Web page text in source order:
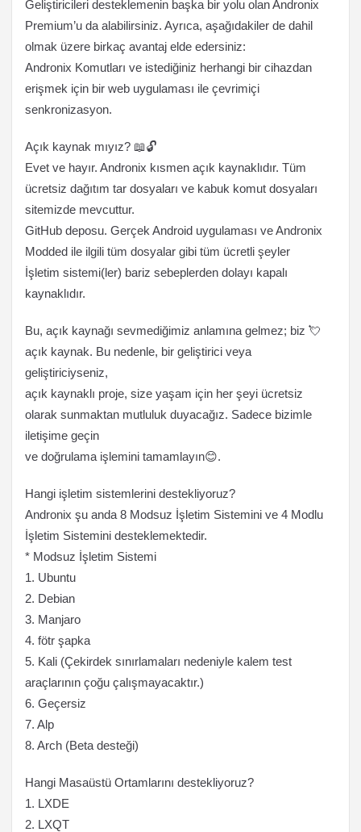
Geliştiricileri desteklemenin başka bir yolu olan Andronix
Premium’u da alabilirsiniz. Ayrıca, aşağıdakiler de dahil
olmak üzere birkaç avantaj elde edersiniz:
Andronix Komutları ve istediğiniz herhangi bir cihazdan
erişmek için bir web uygulaması ile çevrimiçi
senkronizasyon.
Açık kaynak mıyız? 📖🔓
Evet ve hayır. Andronix kısmen açık kaynaklıdır. Tüm
ücretsiz dağıtım tar dosyaları ve kabuk komut dosyaları
sitemizde mevcuttur.
GitHub deposu. Gerçek Android uygulaması ve Andronix
Modded ile ilgili tüm dosyalar gibi tüm ücretli şeyler
İşletim sistemi(ler) bariz sebeplerden dolayı kapalı
kaynaklıdır.
Bu, açık kaynağı sevmediğimiz anlamına gelmez; biz 💘
açık kaynak. Bu nedenle, bir geliştirici veya
geliştiriciyseniz,
açık kaynaklı proje, size yaşam için her şeyi ücretsiz
olarak sunmaktan mutluluk duyacağız. Sadece bizimle
iletişime geçin
ve doğrulama işlemini tamamlayın😊.
Hangi işletim sistemlerini destekliyoruz?
Andronix şu anda 8 Modsuz İşletim Sistemini ve 4 Modlu
İşletim Sistemini desteklemektedir.
* Modsuz İşletim Sistemi
1. Ubuntu
2. Debian
3. Manjaro
4. fötr şapka
5. Kali (Çekirdek sınırlamaları nedeniyle kalem test
araçlarının çoğu çalışmayacaktır.)
6. Geçersiz
7. Alp
8. Arch (Beta desteği)
Hangi Masaüstü Ortamlarını destekliyoruz?
1. LXDE
2. LXQT